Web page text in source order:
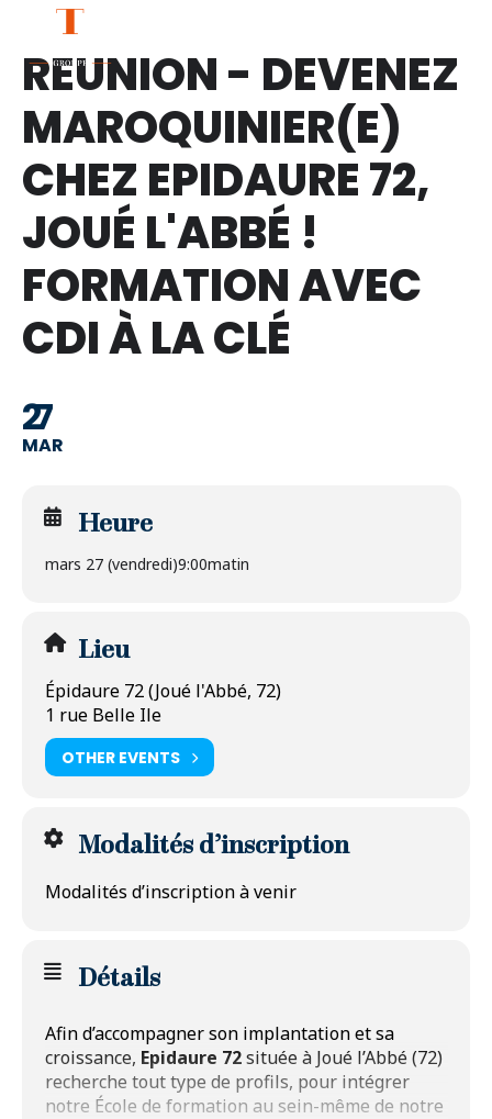
REUNION - DEVENEZ
MAROQUINIER(E)
CHEZ EPIDAURE 72,
JOUÉ L'ABBÉ !
FORMATION AVEC
CDI À LA CLÉ
27
MAR
Heure
mars 27 (vendredi)9:00matin
Lieu
Épidaure 72 (Joué l'Abbé, 72)
1 rue Belle Ile
OTHER EVENTS
Modalités d’inscription
Modalités d’inscription à venir
Détails
Afin d’accompagner son implantation et sa
croissance, Epidaure 72située à Joué l’Abbé (72)
recherche tout type de profils, pour intégrer
notre École de formation au sein-même de notre